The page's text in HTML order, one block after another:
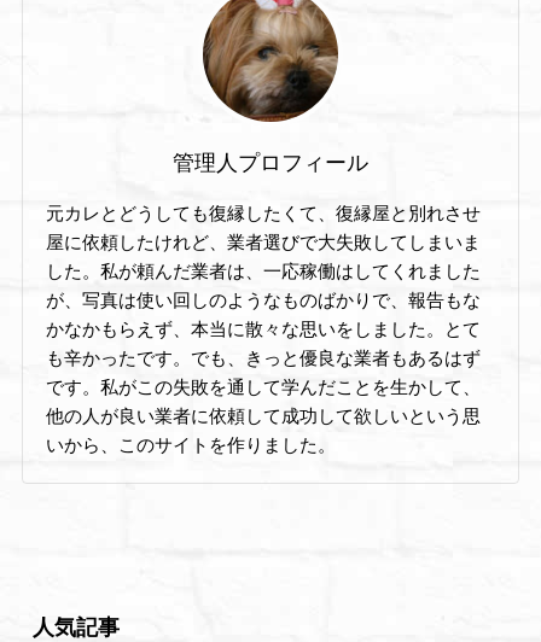
管理人プロフィール
元カレとどうしても復縁したくて、復縁屋と別れさせ
屋に依頼したけれど、業者選びで大失敗してしまいま
した。私が頼んだ業者は、一応稼働はしてくれました
が、写真は使い回しのようなものばかりで、報告もな
かなかもらえず、本当に散々な思いをしました。とて
も辛かったです。でも、きっと優良な業者もあるはず
です。私がこの失敗を通して学んだことを生かして、
他の人が良い業者に依頼して成功して欲しいという思
いから、このサイトを作りました。
人気記事